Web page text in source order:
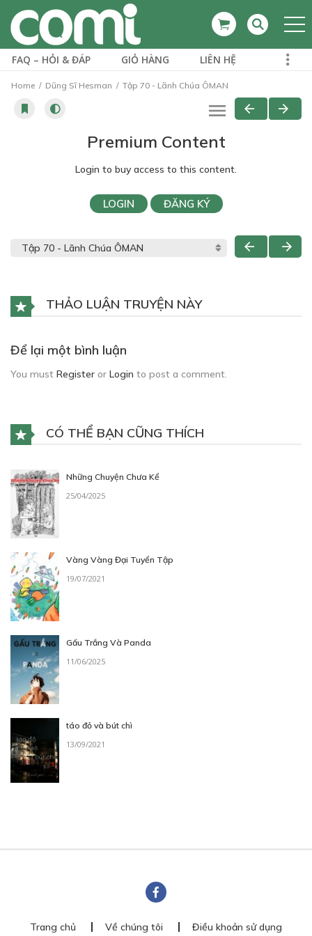
FAQ – HỎI & ĐÁP GIỎ HÀNG LIÊN HỆ
Home Dũng Sĩ Hesman Tập 70 - Lãnh Chúa ÔMAN
Premium Content
Login to buy access to this content.
LOGIN ĐĂNG KÝ
THẢO LUẬN TRUYỆN NÀY
Để lại một bình luận
You must Register or Login to post a comment.
CÓ THỂ BẠN CŨNG THÍCH
Những Chuyện Chưa Kể
25/04/2025
Vàng Vàng Đại Tuyển Tập
19/07/2021
Gấu Trắng Và Panda
11/06/2025
táo đỏ và bút chì
13/09/2021
Trang chủ Về chúng tôi Điều khoản sử dụng